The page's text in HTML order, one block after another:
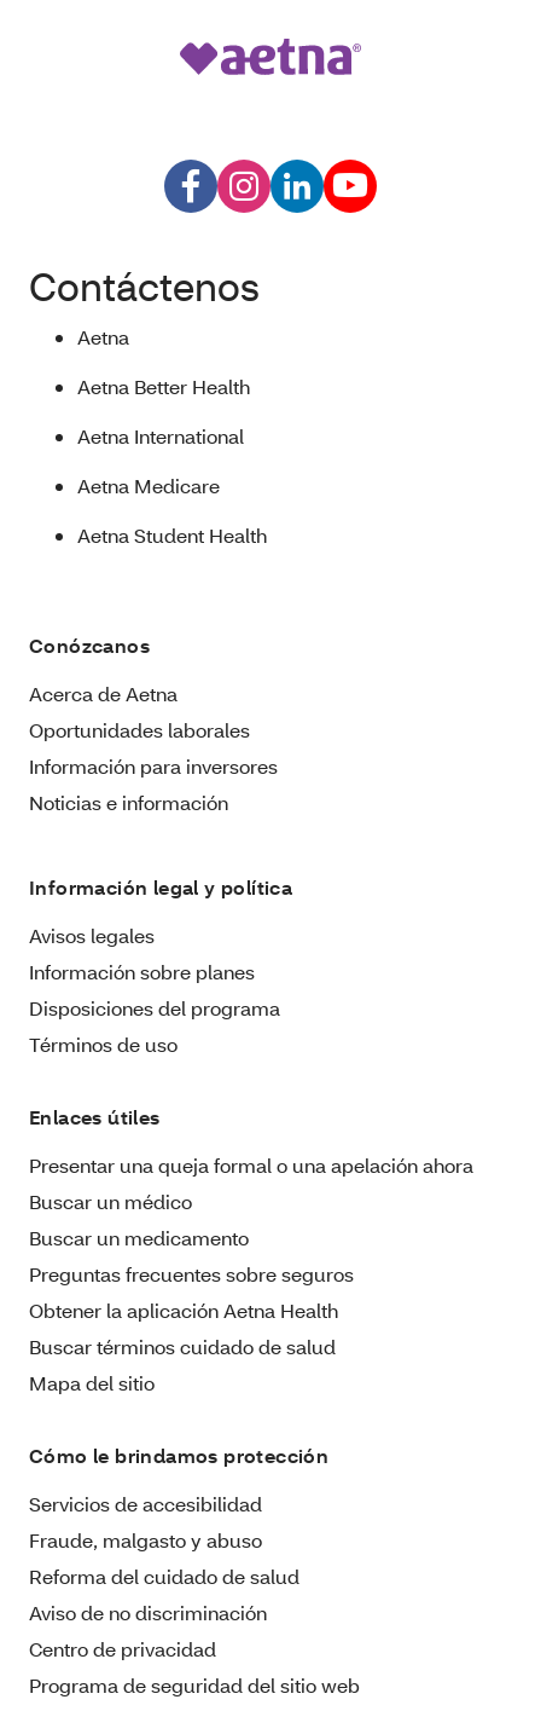
Contáctenos
Aetna
Aetna Better Health
Aetna International
Aetna Medicare
Aetna Student Health
Conózcanos
Acerca de Aetna
Oportunidades laborales
Información para inversores
Noticias e información
Información legal y política
Avisos legales
Información sobre planes
Disposiciones del programa
Términos de uso
Enlaces útiles
Presentar una queja formal o una apelación ahora
Buscar un médico
Buscar un medicamento
Preguntas frecuentes sobre seguros
Obtener la aplicación Aetna Health
Buscar términos cuidado de salud
Mapa del sitio
Cómo le brindamos protección
Servicios de accesibilidad
Fraude, malgasto y abuso
Reforma del cuidado de salud
Aviso de no discriminación
Centro de privacidad
Programa de seguridad del sitio web